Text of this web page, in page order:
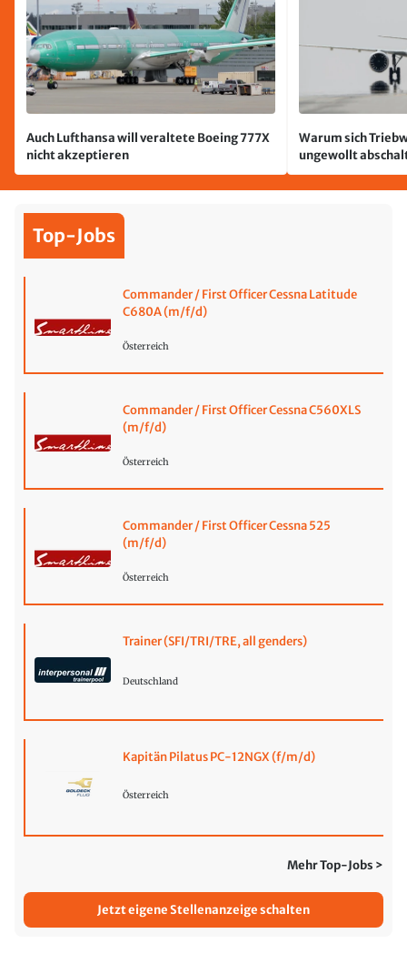
Auch Lufthansa will veraltete Boeing 777X
nicht akzeptieren
Warum sich
ungewollt
passiert
Top-Jobs
Commander / First Officer Cessna Latitude
C680A (m/f/d)
Österreich
Commander / First Officer Cessna C560XLS
(m/f/d)
Österreich
Commander / First Officer Cessna 525
(m/f/d)
Österreich
Trainer (SFI/TRI/TRE, all genders)
Deutschland
Kapitän Pilatus PC-12NGX (f/m/d)
Österreich
Mehr Top-Jobs >
Jetzt eigene Stellenanzeige schalten